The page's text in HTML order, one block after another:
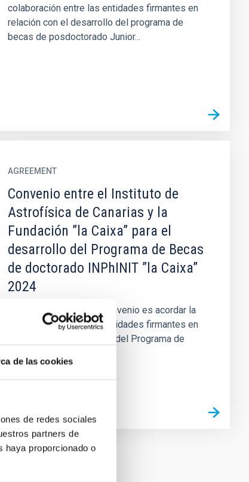
de las cookies
de redes sociales
partners de
haya proporcionado o
colaboración entre las entidades firmantes en
relación con el desarrollo del programa de
becas de posdoctorado Junior...
AGREEMENT
Convenio entre el Instituto de
Astrofísica de Canarias y la
Fundación ”la Caixa” para el
desarrollo del Programa de Becas
de doctorado INPhINIT ”la Caixa”
2024
El objeto del presente convenio es acordar la
colaboración entre las entidades firmantes en
relación con el desarrollo del Programa de